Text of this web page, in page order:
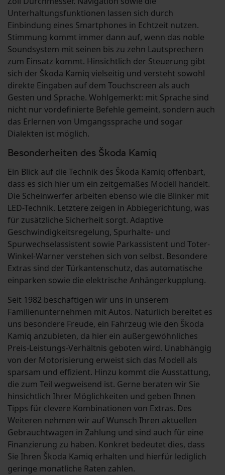
Unterhaltungsfunktionen lassen sich durch
Einbindung eines Smartphones in Echtzeit nutzen.
Stimmung kommt immer dann auf, wenn das noble
Soundsystem mit seinen bis zu zehn Lautsprechern
zum Einsatz kommt. Hinsichtlich der Steuerung gibt
sich der Škoda Kamiq vielseitig und versteht sowohl
direkte Eingaben auf dem Touchscreen als auch
Gesten und Sprache. Wohlgemerkt: mit Sprache sind
nicht nur vordefinierte Befehle gemeint, sondern auch
das Erlernen von Umgangssprache und sogar
Dialekten ist möglich.
Besonderheiten des Škoda Kamiq
Ein Blick auf die Technik des Škoda Kamiq offenbart,
dass es sich hier um ein zeitgemäßes Modell handelt.
Die Scheinwerfer arbeiten ebenso wie die Blinker mit
LED-Technik. Letztere zeigen in Abbiegerichtung, was
für zusätzliche Sicherheit sorgt. Adaptive
Geschwindigkeitsregelung, Spurhalte- und
Spurwechselassistent sowie Parkassistent und Toter-
Winkel-Warner verstehen sich von selbst. Besondere
Extras sind der Türkantenschutz, das automatische
einparken sowie die elektrische Anhängerkupplung.
Seit 1982 beschäftigen wir uns in unserem
Familienunternehmen mit Autos. Natürlich bereitet es
uns besondere Freude, ein Fahrzeug wie den Škoda
Kamiq anzubieten, da hier ein außergewöhnliches
Preis-Leistungs-Verhältnis geboten wird. Unabhängig
von der Motorisierung erweist sich das Modell als
sparsam und effizient. Hinzu kommt die Ausstattung,
die zum Teil wegweisend ist. Gerne beraten wir Sie
hinsichtlich Ihrer Möglichkeiten und geben Ihnen
Tipps für clevere Kombinationen von Extras. Des
Weiteren nehmen wir auf Wunsch Ihren aktuellen
Gebrauchtwagen in Zahlung und sind auch für eine
Finanzierung zu haben. Konkret bedeutet dies, dass
Sie Ihren Škoda Kamiq erhalten und hierfür lediglich
geringe monatliche Raten zahlen.